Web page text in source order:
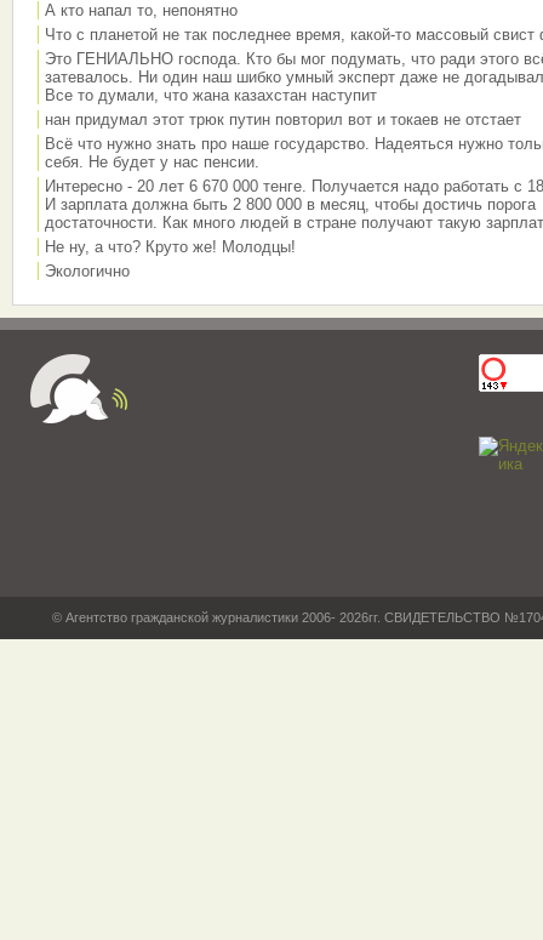
А кто напал то, непонятно
Что с планетой не так последнее время, какой-то массовый свист
Это ГЕНИАЛЬНО господа. Кто бы мог подумать, что ради этого
затевалось. Ни один наш шибко умный эксперт даже не
Все то думали, что жана казахстан наступит
нан придумал этот трюк путин повторил вот и токаев не отстает
Всё что нужно знать про наше государство. Надеяться нужно
себя. Не будет у нас пенсии.
Интересно - 20 лет 6 670 000 тенге. Получается надо работать с
И зарплата должна быть 2 800 000 в месяц, чтобы достичь порога
достаточности. Как много людей в стране получают такую
Не ну, а что? Круто же! Молодцы!
Экологично
© Агентство гражданской журналистики 2006- 2026гг. СВИДЕТЕЛЬСТВО